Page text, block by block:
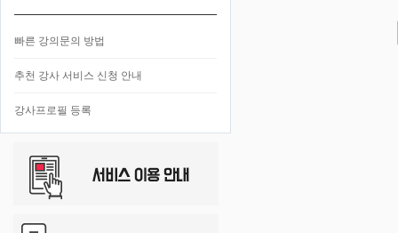
빠른 강의문의 방법
추천 강사 서비스 신청 안내
강사프로필 등록